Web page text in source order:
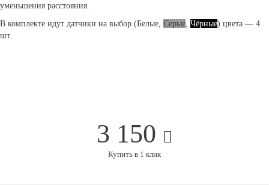
уменьшения расстояния.
В комплекте идут датчики на выбор (Белые Серые Чёрные) цвета — 4
шт.
3 150
Купить в 1 клик